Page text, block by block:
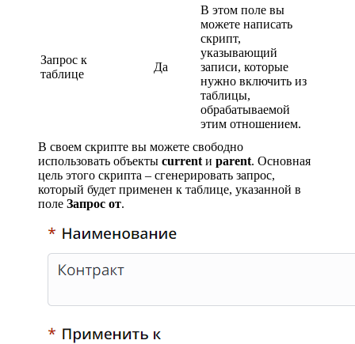
Запрос к
таблице
Да
В этом поле вы
можете написать
скрипт,
указывающий
записи, которые
нужно включить из
таблицы,
обрабатываемой
этим отношением.
В своем скрипте вы можете свободно
использовать объекты current и parent. Основная
цель этого скрипта – сгенерировать запрос,
который будет применен к таблице, указанной в
поле Запрос от.